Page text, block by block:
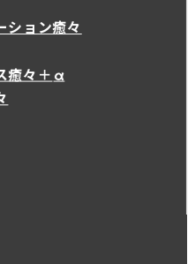
ション癒々
癒々＋ α
々＋